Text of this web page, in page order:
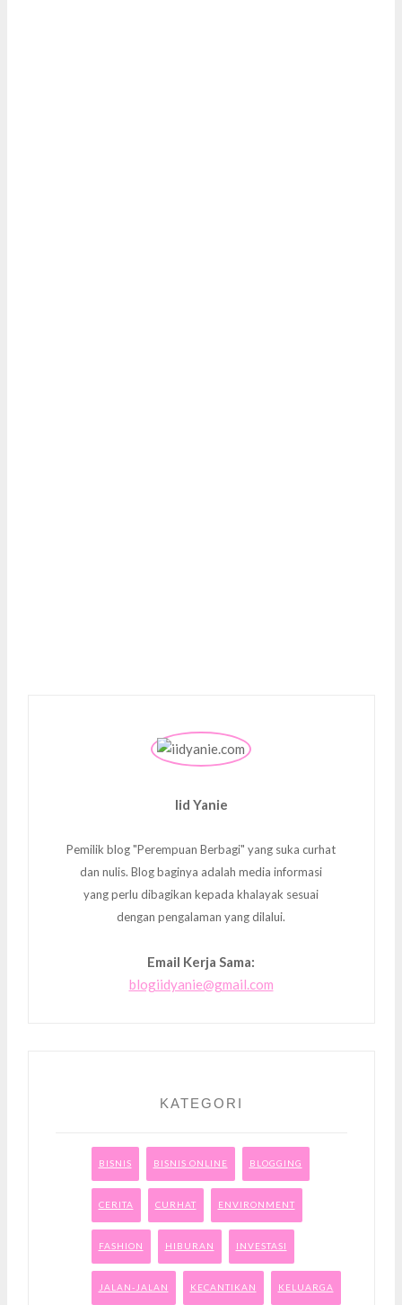
Iid Yanie
Pemilik blog "Perempuan Berbagi" yang suka curhat
dan nulis. Blog baginya adalah media informasi
yang perlu dibagikan kepada khalayak sesuai
dengan pengalaman yang dilalui.
Email Kerja Sama:
blogiidyanie@gmail.com
KATEGORI
BISNIS BISNIS ONLINE BLOGGING
CERITA CURHAT ENVIRONMENT
FASHION HIBURAN INVESTASI
JALAN-JALAN KECANTIKAN KELUARGA